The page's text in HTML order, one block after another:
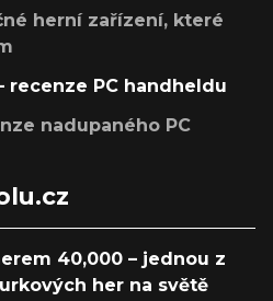
herní zařízení, které
recenze PC handheldu
nadupaného PC
40,000 – jednou z
her na světě